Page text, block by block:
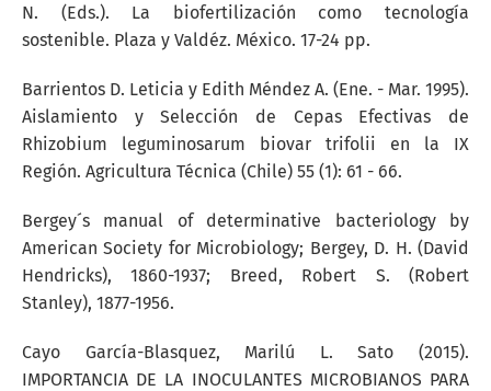
N. (Eds.). La biofertilización como tecnología
sostenible. Plaza y Valdéz. México. 17-24 pp.
Barrientos D. Leticia y Edith Méndez A. (Ene. - Mar. 1995).
Aislamiento y Selección de Cepas Efectivas de
Rhizobium leguminosarum biovar trifolii en la IX
Región. Agricultura Técnica (Chile) 55 (1): 61 - 66.
Bergey´s manual of determinative bacteriology by
American Society for Microbiology; Bergey, D. H. (David
Hendricks), 1860-1937; Breed, Robert S. (Robert
Stanley), 1877-1956.
Cayo García-Blasquez, Marilú L. Sato (2015).
IMPORTANCIA DE LA INOCULANTES MICROBIANOS PARA